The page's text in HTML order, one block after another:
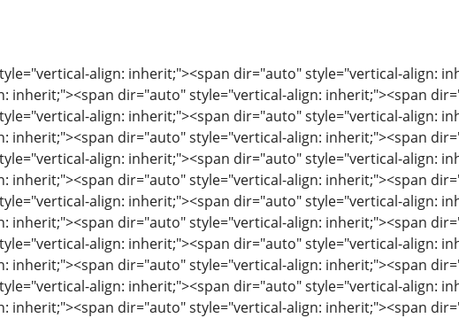
align: inherit;"><span dir="auto" style="vertical-align:
inherit;"><span dir="auto" style="vertical-align: inherit;"><span
align: inherit;"><span dir="auto" style="vertical-align:
inherit;"><span dir="auto" style="vertical-align: inherit;"><span
align: inherit;"><span dir="auto" style="vertical-align:
inherit;"><span dir="auto" style="vertical-align: inherit;"><span
align: inherit;"><span dir="auto" style="vertical-align:
inherit;"><span dir="auto" style="vertical-align: inherit;"><span
align: inherit;"><span dir="auto" style="vertical-align:
inherit;"><span dir="auto" style="vertical-align: inherit;"><span
align: inherit;"><span dir="auto" style="vertical-align:
inherit;"><span dir="auto" style="vertical-align: inherit;"><span